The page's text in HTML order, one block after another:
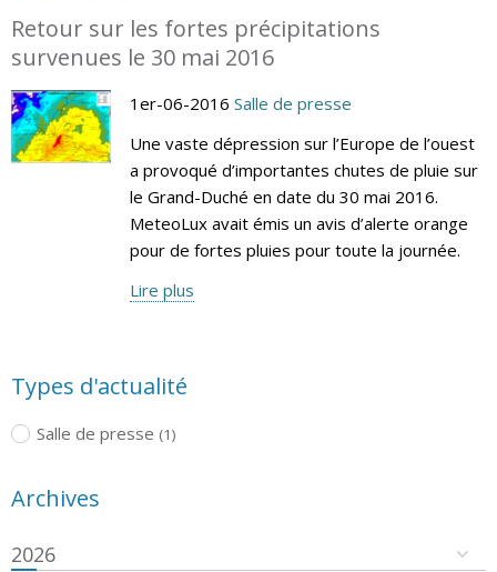
Retour sur les fortes précipitations
survenues le 30 mai 2016
1er-06-2016 Salle de presse
Une vaste dépression sur l’Europe de l’ouest
a provoqué d’importantes chutes de pluie sur
le Grand-Duché en date du 30 mai 2016.
MeteoLux avait émis un avis d’alerte orange
pour de fortes pluies pour toute la journée.
Lire plus
Types d'actualité
Salle de presse (1)
Archives
2026